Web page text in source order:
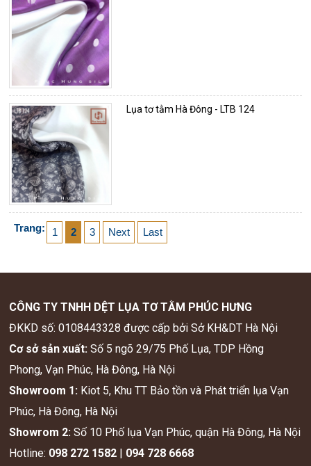
Lụa tơ tằm Hà Đông - LTB 124
Trang: 1 2 3 Next Last
CÔNG TY TNHH DỆT LỤA TƠ TẰM PHÚC HƯNG
ĐKKD số: 0108443328 được cấp bởi Sở KH&DT Hà Nội
Cơ sở sản xuất: Số 5 ngõ 29/75 Phố Lụa, TDP Hồng
Phong, Vạn Phúc, Hà Đông, Hà Nội
Showroom 1: Kiot 5, Khu TT Bảo tồn và Phát triển lụa Vạn
Phúc, Hà Đông, Hà Nội
Showrom 2:Số 10 Phố lụa Vạn Phúc, quận Hà Đông, Hà Nội
Hotline: 098 272 1582 | 094 728 6668